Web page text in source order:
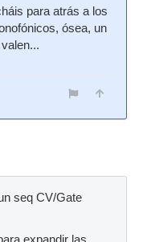
para atrás a los
ósea, un
seq CV/Gate